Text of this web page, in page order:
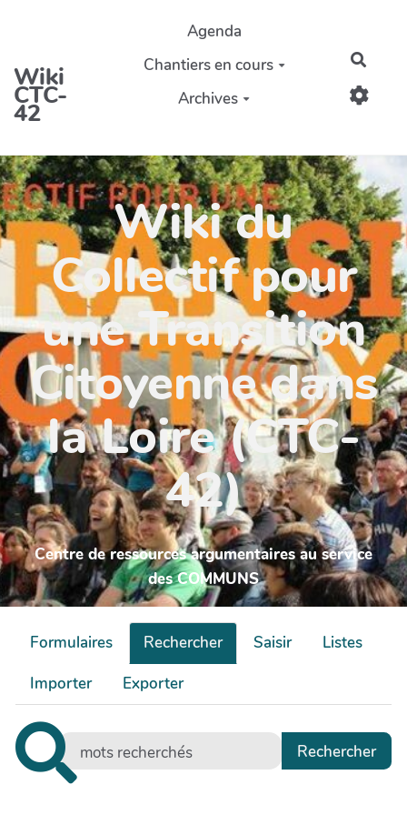
Aller au contenu principal
Wiki
CTC-
42
Agenda
Chantiers en cours
Archives
Wiki du
Collectif pour
une Transition
Citoyenne dans
la Loire (CTC-
42)
Centre de ressources argumentaires au service
des COMMUNS
Formulaires Rechercher Saisir
Listes
Importer
Exporter